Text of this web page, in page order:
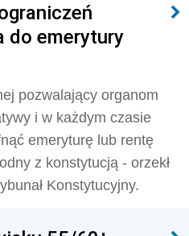
do emerytury
pozwalający organom
i w każdym czasie
emeryturę lub rentę
z konstytucją - orzekł
Konstytucyjny.